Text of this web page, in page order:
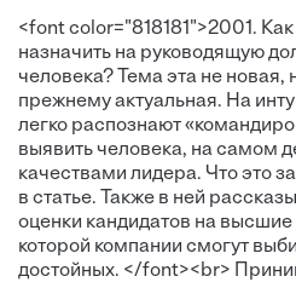
<font color="818181">2001.
назначить на руководящую
человека? Тема эта не новая,
прежнему актуальная. На
легко распознают
выявить человека, на самом
качествами лидера. Что это
в статье. Также в ней
оценки кандидатов на
которой компании смогут
достойных. </font><br>